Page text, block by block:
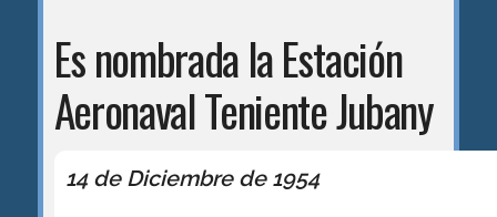
Es nombrada la Estación
Aeronaval Teniente Jubany
14 de Diciembre de 1954